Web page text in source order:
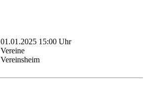
01.01.2025 15:00 Uhr
Vereine
Vereinsheim